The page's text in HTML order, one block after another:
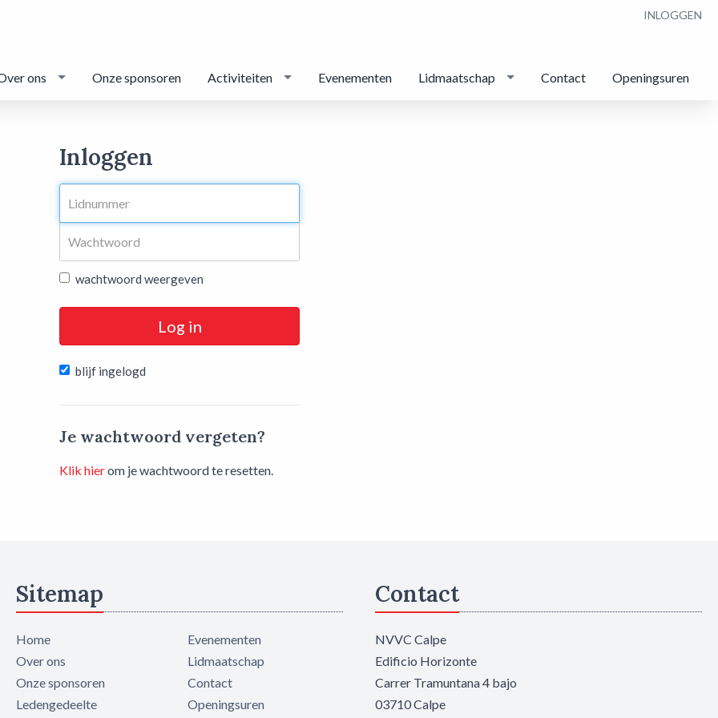
INLOGGEN
ons Onze sponsoren Activiteiten Evenementen Lidmaatschap Contact Openingsuren
Inloggen
wachtwoord weergeven
Log in
blijf ingelogd
Je wachtwoord vergeten?
Klik hierom je wachtwoord te resetten.
Sitemap
Home
Over ons
Onze sponsoren
Ledengedeelte
Evenementen
Lidmaatschap
Contact
Openingsuren
Contact
NVVC Calpe
Edificio Horizonte
Carrer Tramuntana 4 bajo
03710 Calpe